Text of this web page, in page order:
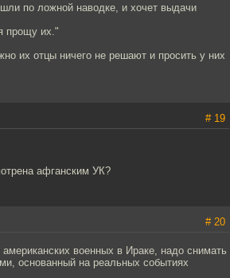
по ложной наводке, и хочет выдачи
прощу их."
их отцы ничего не решают и просить у них
# 19
афганским УК?
# 20
военных в Ираке, надо снимать
основанный на реальных событиях